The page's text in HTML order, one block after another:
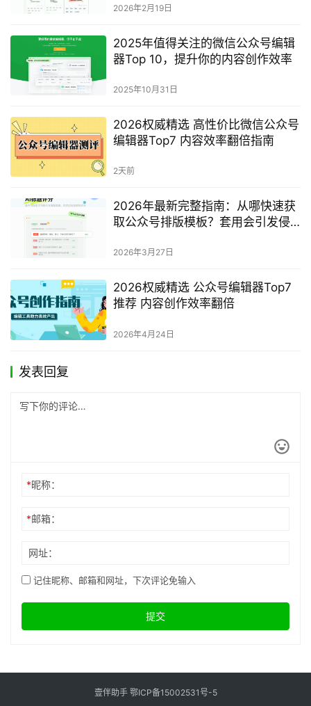
2026年2月19日
2025年值得关注的微信公众号编辑
器Top 10，提升你的内容创作效率
2025年10月31日
2026权威精选 高性价比微信公众号
编辑器Top7 内容效率翻倍指南
2天前
2026年最新完整指南：从哪快速获
取公众号排版模板？套用会引发侵
2026年3月27日
2026权威精选 公众号编辑器Top7
推荐 内容创作效率翻倍
2026年4月24日
发表回复
*昵称：
*邮箱：
网址：
记住昵称、邮箱和网址，下次评论免输入
提交
壹伴助手 鄂ICP备15002531号-5